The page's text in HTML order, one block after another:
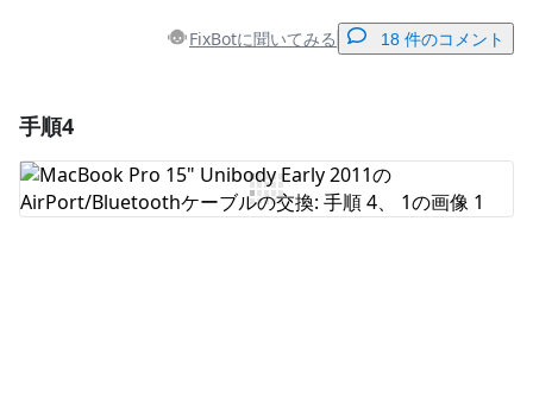
FixBotに聞いてみる 18 件のコメント
コメントを追加
手順4